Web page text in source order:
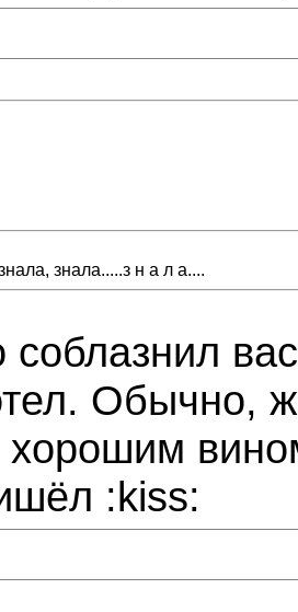
знала.....з н а л а....
соблазнил
Обычно,
хорошим
:kiss: